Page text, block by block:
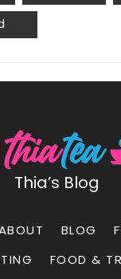
Thia’s Blog
BLOG
FOOD &